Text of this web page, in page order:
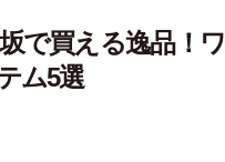
で買える逸品！ワ
ム5選